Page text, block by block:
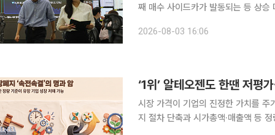
째 매수 사이드카가 발동되는 등 상승 마감해 양
일인 지난달 31일
2026-08-03 16:06
시장 가격이 기업의 진정한 가치를
지 절차 단축과 시가총액·매출액 등